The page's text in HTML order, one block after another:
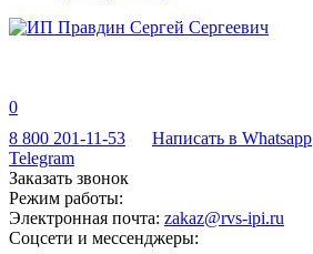
0
8 800 201-11-53
Написать в Whatsapp
Telegram
Заказать звонок
Режим работы:
Электронная почта: zakaz@rvs-ipi.ru
Соцсети и мессенджеры: